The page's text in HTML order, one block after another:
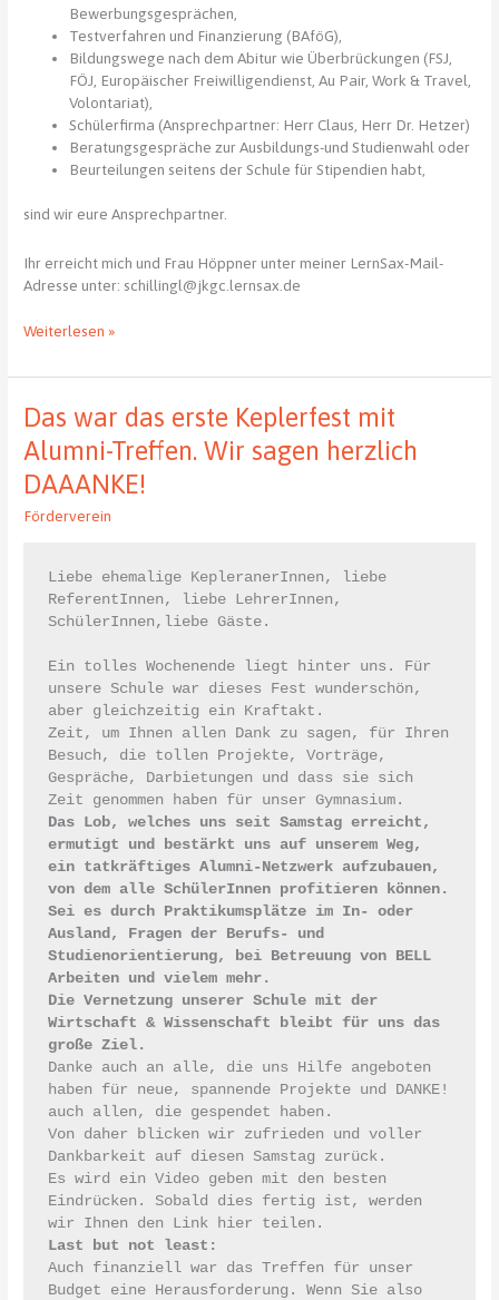
Bewerbungsgesprächen,
Testverfahren und Finanzierung (BAföG),
Bildungswege nach dem Abitur wie Überbrückungen (FSJ,
FÖJ, Europäischer Freiwilligendienst, Au Pair, Work & Travel,
Volontariat),
Schülerfirma (Ansprechpartner: Herr Claus, Herr Dr. Hetzer)
Beratungsgespräche zur Ausbildungs-und Studienwahl oder
Beurteilungen seitens der Schule für Stipendien habt,
sind wir eure Ansprechpartner.
Ihr erreicht mich und Frau Höppner unter meiner LernSax-Mail-
Adresse unter: schillingl@jkgc.lernsax.de
Berufs-
Studienorientierung
JKG
Weiterlesen »
Das war das erste Keplerfest mit
Alumni-Treffen. Wir sagen herzlich
DAAANKE!
Förderverein
Liebe ehemalige KepleranerInnen, liebe
ReferentInnen, liebe LehrerInnen,
SchülerInnen,liebe Gäste.
Ein tolles Wochenende liegt hinter uns. Für
unsere Schule war dieses Fest wunderschön,
aber gleichzeitig ein Kraftakt.
Zeit, um Ihnen allen Dank zu sagen, für Ihren
Besuch, die tollen Projekte, Vorträge,
Gespräche, Darbietungen und dass sie sich
Das Lob, welches uns seit Samstag erreicht,
ermutigt und bestärkt uns auf unserem Weg,
ein tatkräftiges Alumni-Netzwerk aufzubauen,
von dem alle SchülerInnen profitieren können.
Sei es durch Praktikumsplätze im In- oder
Ausland, Fragen der Berufs- und
Studienorientierung, bei Betreuung von BELL
Arbeiten und vielem mehr.
Die Vernetzung unserer Schule mit der
Wirtschaft & Wissenschaft bleibt für uns das
große Ziel.
Danke auch an alle, die uns Hilfe angeboten
haben für neue, spannende Projekte und DANKE!
auch allen, die gespendet haben.
Von daher blicken wir zufrieden und voller
Dankbarkeit auf diesen Samstag zurück.
Es wird ein Video geben mit den besten
Eindrücken. Sobald dies fertig ist, werden
Last but not least:
Auch finanziell war das Treffen für unser
Budget eine Herausforderung. Wenn Sie also